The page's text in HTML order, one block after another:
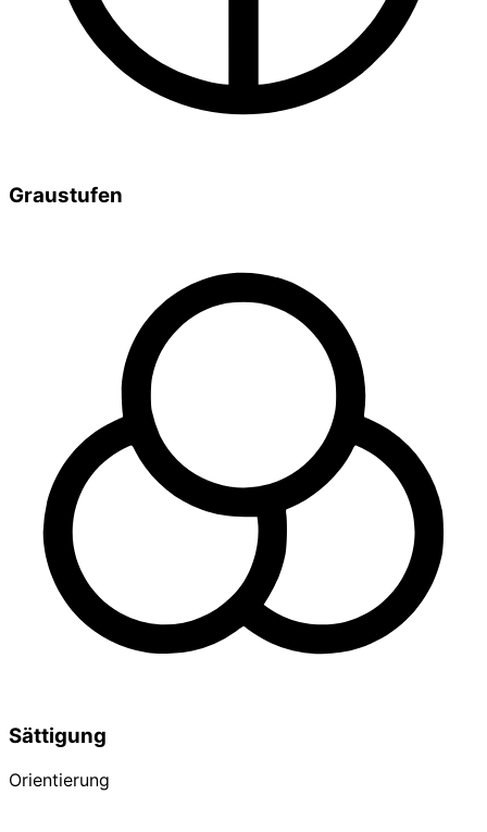
Graustufen
Sättigung
Orientierung